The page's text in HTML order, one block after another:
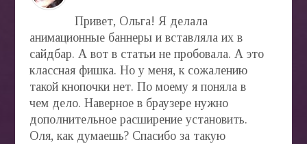
Привет, Ольга! Я делала
анимационные баннеры и вставляла их в
сайдбар. А вот в статьи не пробовала. А это
классная фишка. Но у меня, к сожалению
такой кнопочки нет. По моему я поняла в
чем дело. Наверное в браузере нужно
дополнительное расширение установить.
Оля, как думаешь? Спасибо за такую